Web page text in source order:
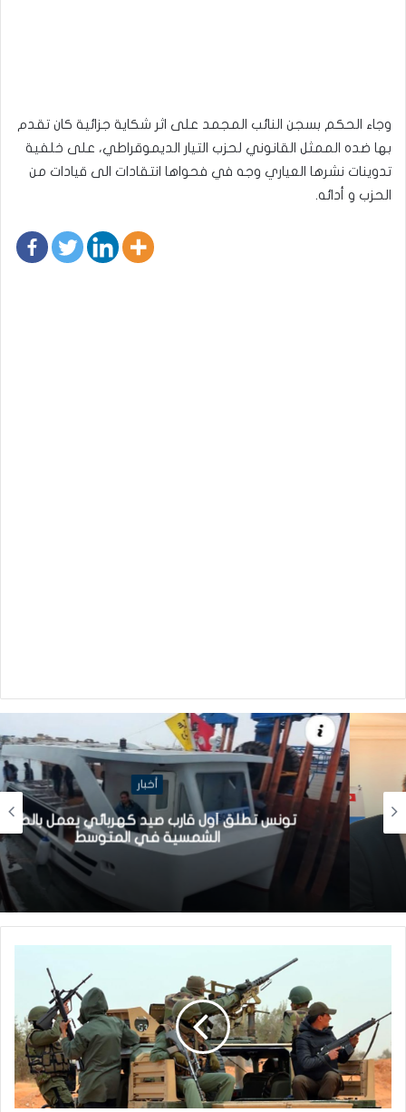
وجاء الحكم بسجن النائب المجمد على اثر شكاية جزائية كان تقدم
بها ضده الممثل القانوني لحزب التيار الديموقراطي، على خلفية
تدوينات نشرها العياري وجه في فحواها انتقادات الى قيادات من
الحزب و أدائه.
أخبار
تونس تطلق أول قارب صيد كهربائي يعمل بالطاقة
الشمسية في المتوسط